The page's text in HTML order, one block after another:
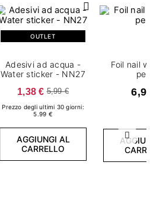
OUTLET
Adesivi ad acqua -
Water sticker - NN27
1,38 € 5,99 €
Prezzo degli ultimi 30 giorni:
5.99 €
AGGIUNGI AL
CARRELLO
Foil nail